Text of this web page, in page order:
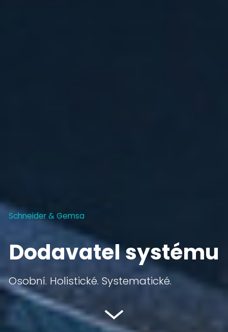
Schneider & Gemsa
Dodavatel systému
Osobní. Holistické. Systematické.